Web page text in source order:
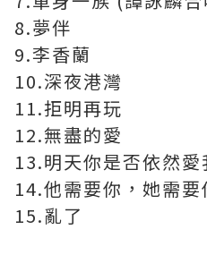
8.夢伴
9.李香蘭
10.深夜港灣
11.拒明再玩
12.無盡的愛
13.明天你是否依然
14.他需要你，她需要
15.亂了